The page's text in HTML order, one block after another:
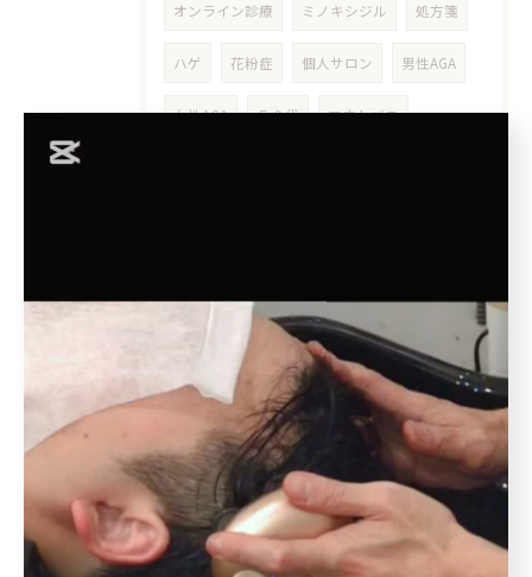
オンライン診療 ミノキシジル 処方箋
ハゲ 花粉症 個人サロン 男性AGA
女性AGA ５０代 アウトバス
ボタニエンス 枝毛 十勝
クレンジング
クレンジングシャンプー 皮膜
シリコン シリコーン ホームケア
インバストリートメント